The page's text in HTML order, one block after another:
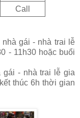
Call
nhà gái - nhà trai lễ
- 11h30 hoặc buổi
gái - nhà trai lễ gia
thúc 6h thời gian